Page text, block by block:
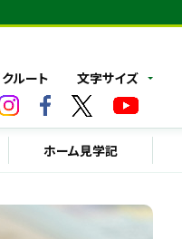
クルート 文字サイズ
ホーム見学記